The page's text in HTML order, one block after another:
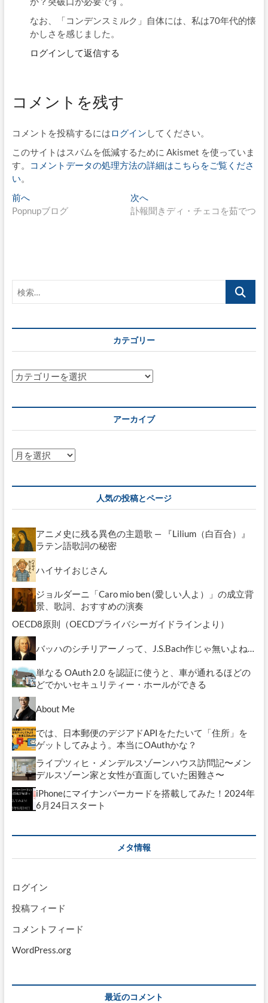
なお、「コンデンスミルク」自体には、私は70年代的懐
かしさを感じました。
ログインして返信する
コメントを残す
コメントを投稿するにはログイン してください。
このサイトはスパムを低減するために Akismet を使っていま
す。
コメントデータの処理方法の詳細はこちらをご覧くださ
い。
投
稿
ゲ
ー
ョ
ン
前へ過
去
Popnupブログ
次へ
の
訃報聞きディ・チェコを茹でつ
索…
カテゴリー
カ
ー
アーカイブ
ア
ブ
人気の投稿とページ
アニメ史に残る異色の主題歌 — 『Lilium（白百合）』
ラテン語歌詞の秘密
ハイサイおじさん
ジョルダーニ「Caro mio ben (愛しい人よ）」の成立背
景、歌詞、おすすめの演奏
OECD8原則（OECDプライバシーガイドラインより）
バッハのシチリアーノって、J.S.Bach作じゃ無いよね…
単なる OAuth 2.0 を認証に使うと、車が通れるほどの
どでかいセキュリティー・ホールができる
About Me
では、日本郵便のデジアドAPIをたたいて「住所」を
ゲットしてみよう。本当にOAuthかな？
ライプツィヒ・メンデルスゾーンハウス訪問記〜メン
デルスゾーン家と女性が直面していた困難さ〜
iPhoneにマイナンバーカードを搭載してみた！2024年
6月24日スタート
メタ情報
ログイン
投稿フィード
コメントフィード
WordPress.org
最近のコメント